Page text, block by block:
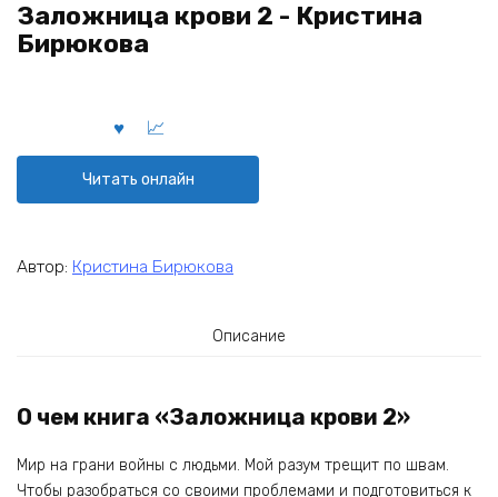
Заложница крови 2 - Кристина
Бирюкова
Читать онлайн
Автор: Кристина Бирюкова
Описание
О чем книга «Заложница крови 2»
Мир на грани войны с людьми. Мой разум трещит по швам.
Чтобы разобраться со своими проблемами и подготовиться к